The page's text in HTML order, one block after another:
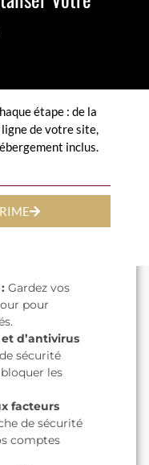
(DDoS)
serveurs
pour
Assurez-
savent
Gardez vos
pour
d’antivirus
sécurité
les
facteurs
de sécurité
comptes
étape : de la
ligne de votre site,
inclus.